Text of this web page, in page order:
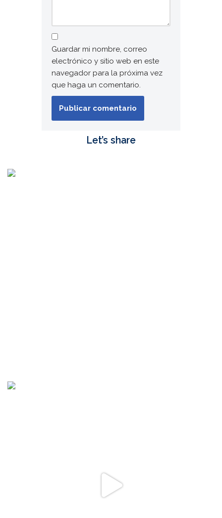
Guardar mi nombre, correo
electrónico y sitio web en este
navegador para la próxima vez
que haga un comentario.
Let’s share